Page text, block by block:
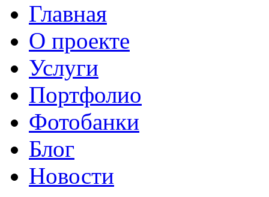
Главная
О проекте
Услуги
Портфолио
Фотобанки
Блог
Новости